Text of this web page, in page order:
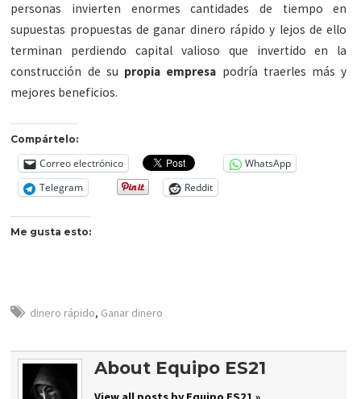
personas invierten enormes cantidades de tiempo en
supuestas propuestas de ganar dinero rápido y lejos de ello
terminan perdiendo capital valioso que invertido en la
construcción de su propia empresa podría traerles más y
mejores beneficios.
Compártelo:
Correo electrónico
WhatsApp
Telegram
Reddit
Me gusta esto:
dinero rápido, Ganar dinero
About Equipo ES21